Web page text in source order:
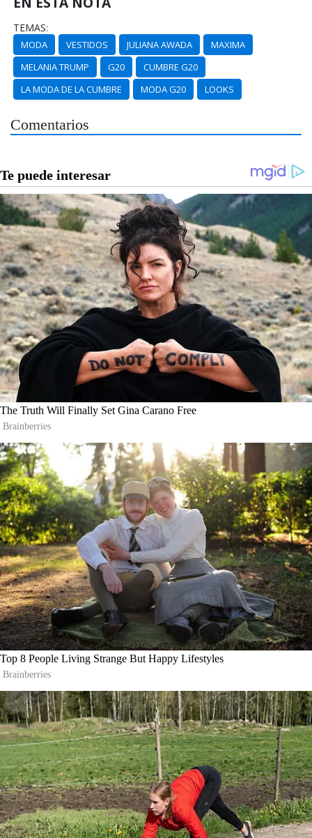
TEMAS:
MODA VESTIDOS JULIANA AWADA
MAXIMA
MELANIA TRUMP
G20
CUMBRE G20
LA MODA DE LA CUMBRE
MODA G20 LOOKS
Comentarios